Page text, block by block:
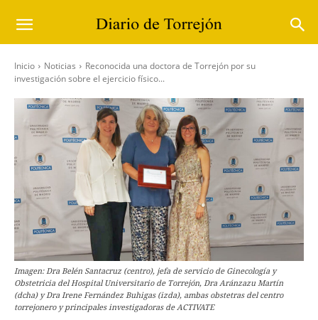
Inicio Noticias
Reconocida una doctora de Torrejón por su
investigación sobre el ejercicio físico...
Imagen: Dra Belén Santacruz (centro), jefa de servicio de Ginecología y
Obstetricia del Hospital Universitario de Torrejón, Dra Aránzazu Martín
(dcha) y Dra Irene Fernández Buhigas (izda), ambas obstetras del centro
torrejonero y principales investigadoras de ACTIVATE